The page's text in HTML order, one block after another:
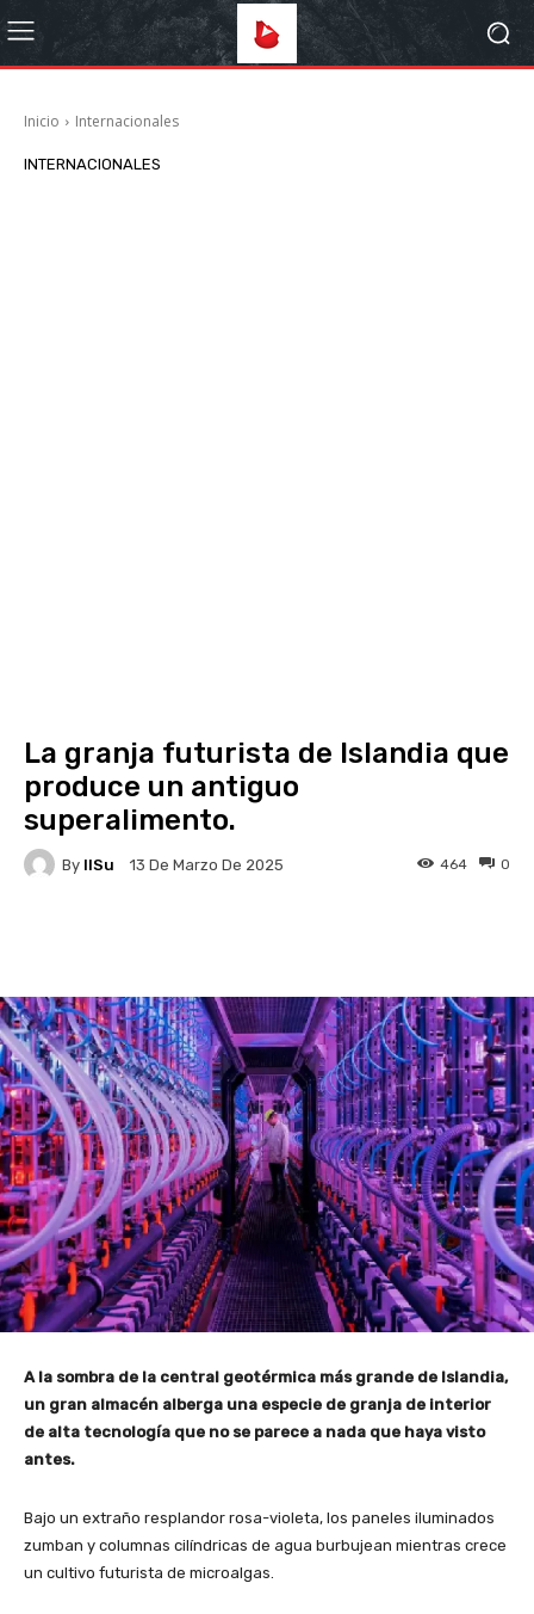
Inicio Internacionales
INTERNACIONALES
La granja futurista de Islandia que
produce un antiguo
superalimento.
By IlSu 13 De Marzo De 2025 0
464
A la sombra de la central geotérmica más grande de Islandia,
un gran almacén alberga una especie de granja de interior
de alta tecnología que no se parece a nada que haya visto
antes.
Bajo un extraño resplandor rosa-violeta, los paneles iluminados
zumban y columnas cilíndricas de agua burbujean mientras crece
un cultivo futurista de microalgas.